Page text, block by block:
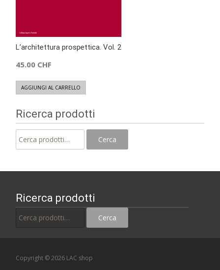
L’architettura prospettica. Vol. 2
45.00 CHF
AGGIUNGI AL CARRELLO
Ricerca prodotti
Cerca
Ricerca prodotti
Cerca
Copyright © 2026 LAC shop